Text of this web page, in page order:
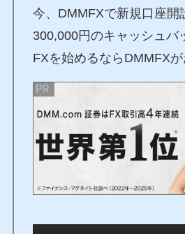
今、DMMFXで新規口座開
300,000円のキャッシュバ
FXを始めるならDMMFXが